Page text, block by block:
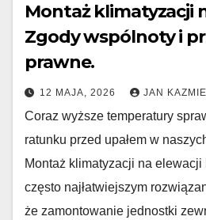
Montaż klimatyzacji
Zgody wspólnoty i
prawne.
12 MAJA, 2026 JAN
Coraz wyższe temperatury
ratunku przed upałem w
Montaż klimatyzacji na
często najłatwiejszym
że zamontowanie jednostki